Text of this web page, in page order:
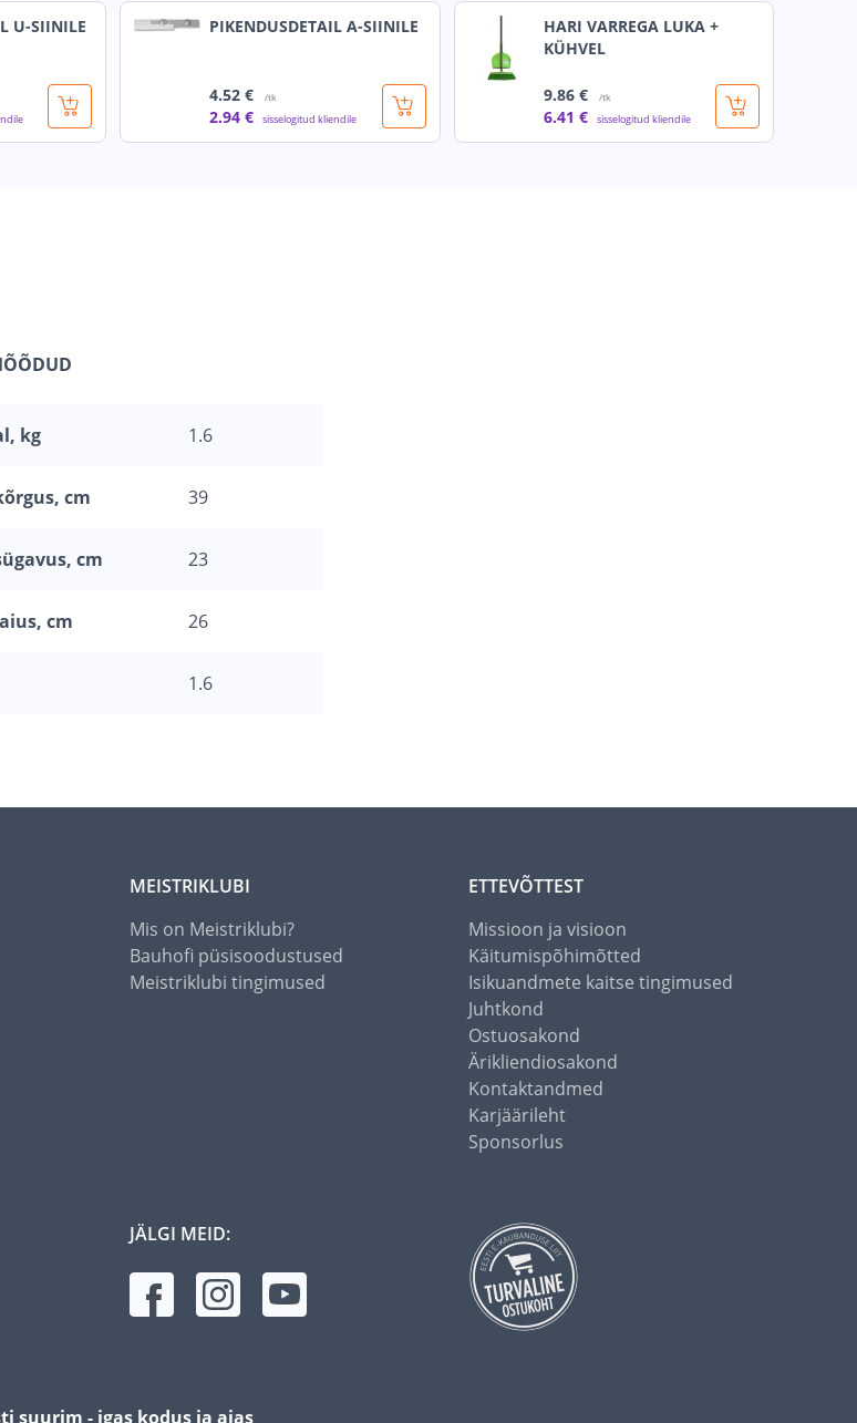
U-SIINILE PIKENDUSDETAIL A-SIINILE
4.52 € /tk
2.94 € sisselogitud kliendile
HARI VARREGA LUKA +
KÜHVEL
9.86 € /tk
6.41 € sisselogitud kliendile
kg 1.6
cm 39
cm 23
cm 26
1.6
MEISTRIKLUBI
Mis on Meistriklubi?
Bauhofi püsisoodustused
Meistriklubi tingimused
ETTEVÕTTEST
Missioon ja visioon
Käitumispõhimõtted
Isikuandmete kaitse tingimused
Juhtkond
Ostuosakond
Ärikliendiosakond
Kontaktandmed
Karjäärileht
Sponsorlus
JÄLGI MEID:
suurim - igas kodus ja aias